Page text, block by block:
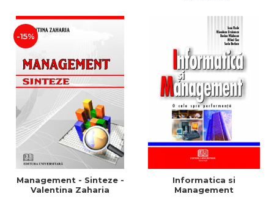
-15%
Management - Sinteze -
Valentina Zaharia
Informatica si
Management